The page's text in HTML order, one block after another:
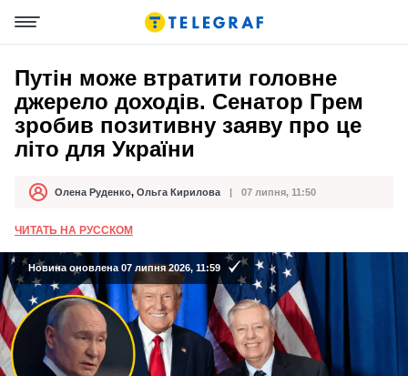
Путін може втратити головне
джерело доходів. Сенатор Грем
зробив позитивну заяву про це
літо для України
АвторОлена Руденко, Ольга Кирилова
Дата публікації 07 липня, 11:50
ЧИТАТЬ НА РУССКОМ
Новина оновлена 07 липня 2026, 11:59